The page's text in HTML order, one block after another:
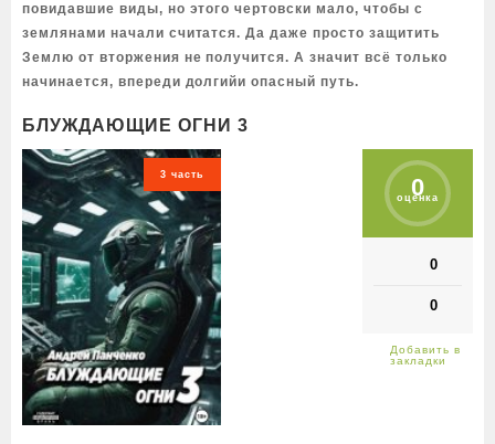
повидавшие виды, но этого чертовски мало, чтобы с
землянами начали считатся. Да даже просто защитить
Землю от вторжения не получится. А значит всё только
начинается, впереди долгийи опасный путь.
БЛУЖДАЮЩИЕ ОГНИ 3
3 часть 0
оценка
0
0